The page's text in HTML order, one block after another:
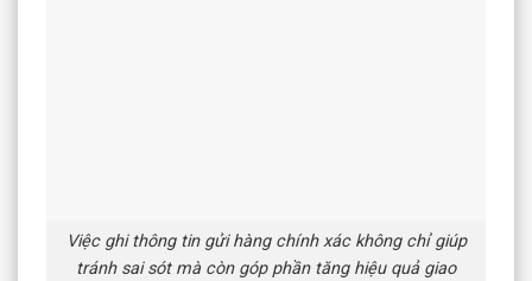
Việc ghi thông tin gửi hàng chính xác không chỉ giúp
tránh sai sót mà còn góp phần tăng hiệu quả giao